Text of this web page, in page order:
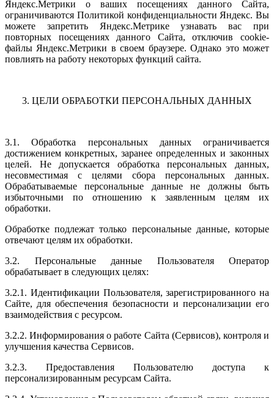
Яндекс.Метрики о ваших посещениях данного Сайта,
ограничиваются Политикой конфиденциальности Яндекс. Вы
можете запретить Яндекс.Метрике узнавать вас при
повторных посещениях данного Сайта, отключив cookie-
файлы Яндекс.Метрики в своем браузере. Однако это может
повлиять на работу некоторых функций сайта.
3. ЦЕЛИ ОБРАБОТКИ ПЕРСОНАЛЬНЫХ ДАННЫХ
3.1. Обработка персональных данных ограничивается
достижением конкретных, заранее определенных и законных
целей. Не допускается обработка персональных данных,
несовместимая с целями сбора персональных данных.
Обрабатываемые персональные данные не должны быть
избыточными по отношению к заявленным целям их
обработки.
Обработке подлежат только персональные данные, которые
отвечают целям их обработки.
3.2. Персональные данные Пользователя Оператор
обрабатывает в следующих целях:
3.2.1. Идентификации Пользователя, зарегистрированного на
Сайте, для обеспечения безопасности и персонализации его
взаимодействия с ресурсом.
3.2.2. Информирования о работе Сайта (Сервисов), контроля и
улучшения качества Сервисов.
3.2.3. Предоставления Пользователю доступа к
персонализированным ресурсам Сайта.